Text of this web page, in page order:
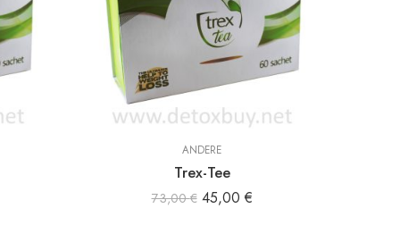
ANDERE
Trex-Tee
73,00€ 45,00 €